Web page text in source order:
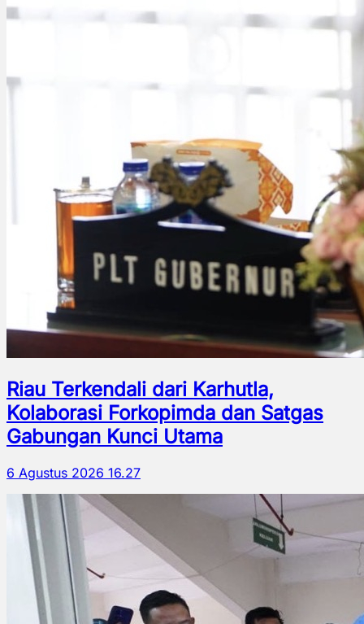
Riau Terkendali dari Karhutla,
Kolaborasi Forkopimda dan Satgas
Gabungan Kunci Utama
6 Agustus 2026 16.27